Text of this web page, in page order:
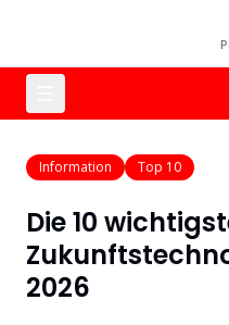
Information Top 10
Die 10
2026